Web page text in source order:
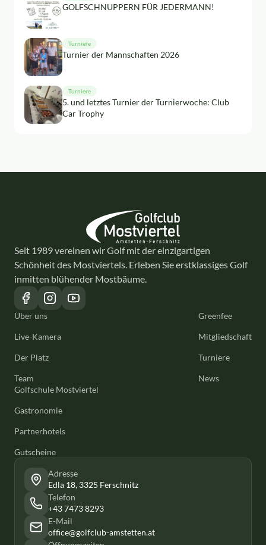
GOLFSCHNUPPERN FÜR JEDERMANN!
Turniere
Turnier der Mannschaften 2026
Turniere
5. und letztes Turnier der Turnierwoche: Club
Car Trophy
Seit 1989 vereinen wir Golf mit der einzigartigen
Schönheit des Mostviertels. Erleben Sie erstklassiges Golf
inmitten blühender Mostbäume.
Über uns
Live-Kamera
Der Platz
Team
Greenfee
Mitgliedschaft
Turniere
News
Golfschule Mostviertel
Gastronomie
Partnerhotels
Gutscheine
Adresse
Edla 18, 3325 Ferschnitz
Telefon
+43 7473 8293
E-Mail
office@golfclub-amstetten.at